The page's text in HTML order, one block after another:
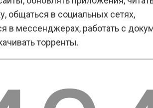
общаться в социальных сетях,
в мессенджерах, работать с
торренты.